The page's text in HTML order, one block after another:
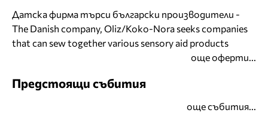
Датска фирма търси български производители -
The Danish company, Oliz/Koko-Nora seeks companies
that can sew together various sensory aid products
още оферти...
Предстоящи събития
още събития...